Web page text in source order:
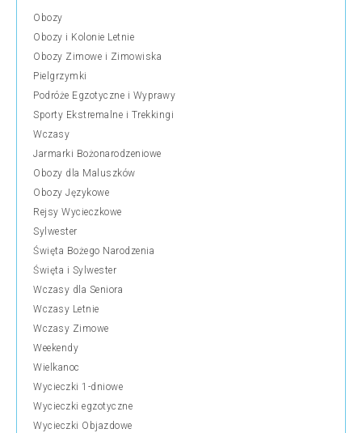
Obozy
Obozy i Kolonie Letnie
Obozy Zimowe i Zimowiska
Pielgrzymki
Podróże Egzotyczne i Wyprawy
Sporty Ekstremalne i Trekkingi
Wczasy
Jarmarki Bożonarodzeniowe
Obozy dla Maluszków
Obozy Językowe
Rejsy Wycieczkowe
Sylwester
Święta Bożego Narodzenia
Święta i Sylwester
Wczasy dla Seniora
Wczasy Letnie
Wczasy Zimowe
Weekendy
Wielkanoc
Wycieczki 1-dniowe
Wycieczki egzotyczne
Wycieczki Objazdowe